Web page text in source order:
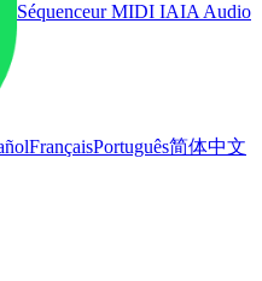
Séquenceur MIDI IAIA Audio
FrançaisPortuguês简体中文